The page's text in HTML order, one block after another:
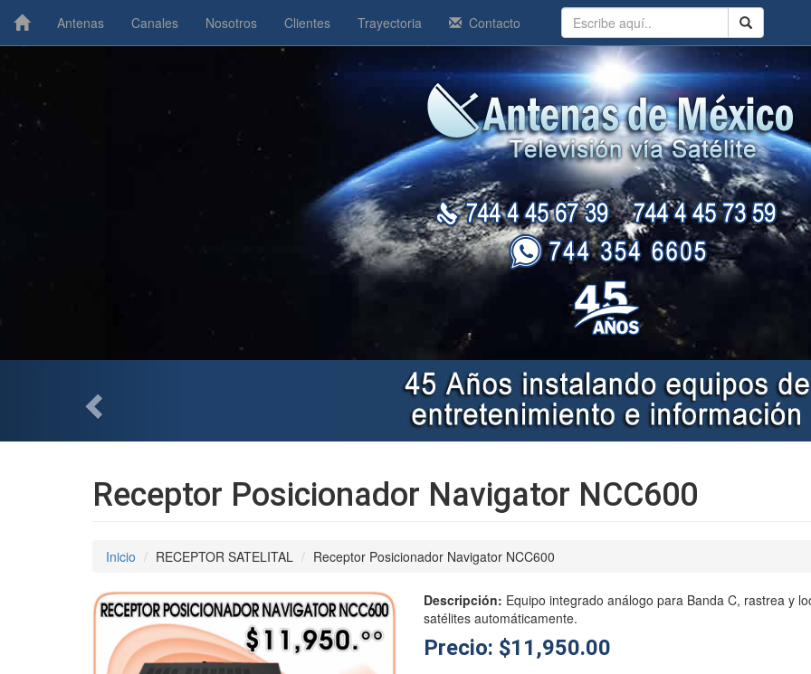
Antenas Canales Nosotros Clientes Trayectoria Contacto
Receptor Posicionador Navigator NCC600
Inicio RECEPTOR SATELITAL Receptor Posicionador Navigator NCC600
Descripción: Equipo integrado análogo para Banda C, rastrea y
satélites automáticamente.
Precio: $11,950.00